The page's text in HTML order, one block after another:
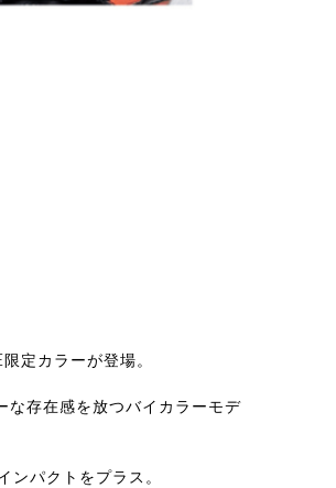
定カラーが登場。
な存在感を放つバイカラーモデ
パクトをプラス。